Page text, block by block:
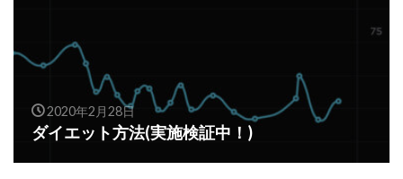
2020年2月28日
ダイエット方法(実施検証中！)